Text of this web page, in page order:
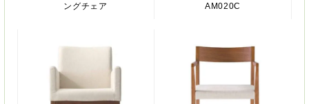
ングチェア
AM020C